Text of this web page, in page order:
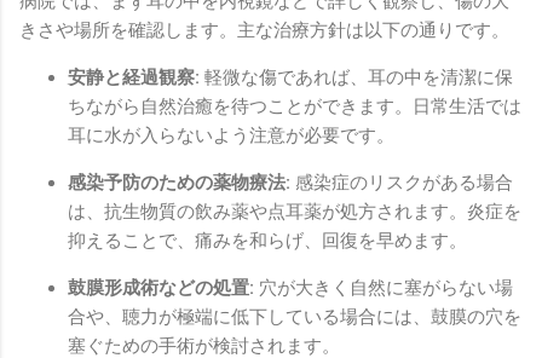
きさや場所を確認します。主な治療方針は以下の通りです。
安静と経過観察: 軽微な傷であれば、耳の中を清潔に保
ちながら自然治癒を待つことができます。日常生活では
耳に水が入らないよう注意が必要です。
感染予防のための薬物療法: 感染症のリスクがある場合
は、抗生物質の飲み薬や点耳薬が処方されます。炎症を
抑えることで、痛みを和らげ、回復を早めます。
鼓膜形成術などの処置: 穴が大きく自然に塞がらない場
合や、聴力が極端に低下している場合には、鼓膜の穴を
塞ぐための手術が検討されます。